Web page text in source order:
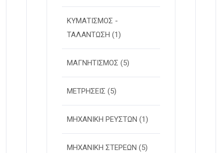
ΚΥΜΑΤΙΣΜΟΣ -
ΤΑΛΑΝΤΩΣΗ (1)
ΜΑΓΝΗΤΙΣΜΟΣ (5)
ΜΕΤΡΗΣΕΙΣ (5)
ΜΗΧΑΝΙΚΗ ΡΕΥΣΤΩΝ (1)
ΜΗΧΑΝΙΚΗ ΣΤΕΡΕΩΝ (5)